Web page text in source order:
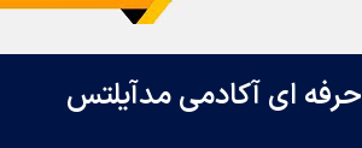
ای آکادمی مدآیلتس